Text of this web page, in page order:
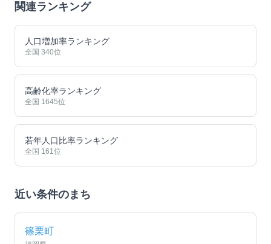
関連ランキング
人口増加率ランキング
全国 340位
高齢化率ランキング
全国 1645位
若年人口比率ランキング
全国 161位
近い条件のまち
篠栗町